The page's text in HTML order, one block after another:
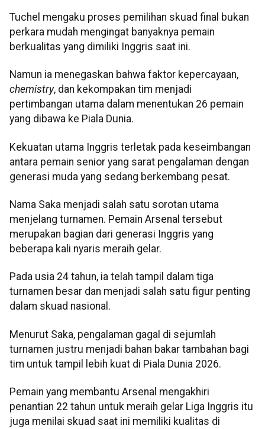
Tuchel mengaku proses pemilihan skuad final bukan
perkara mudah mengingat banyaknya pemain
berkualitas yang dimiliki Inggris saat ini.
Namun ia menegaskan bahwa faktor kepercayaan,
chemistry, dan kekompakan tim menjadi
pertimbangan utama dalam menentukan 26 pemain
yang dibawa ke Piala Dunia.
Kekuatan utama Inggris terletak pada keseimbangan
antara pemain senior yang sarat pengalaman dengan
generasi muda yang sedang berkembang pesat.
Nama Saka menjadi salah satu sorotan utama
menjelang turnamen. Pemain Arsenal tersebut
merupakan bagian dari generasi Inggris yang
beberapa kali nyaris meraih gelar.
Pada usia 24 tahun, ia telah tampil dalam tiga
turnamen besar dan menjadi salah satu figur penting
dalam skuad nasional.
Menurut Saka, pengalaman gagal di sejumlah
turnamen justru menjadi bahan bakar tambahan bagi
tim untuk tampil lebih kuat di Piala Dunia 2026.
Pemain yang membantu Arsenal mengakhiri
penantian 22 tahun untuk meraih gelar Liga Inggris itu
juga menilai skuad saat ini memiliki kualitas di